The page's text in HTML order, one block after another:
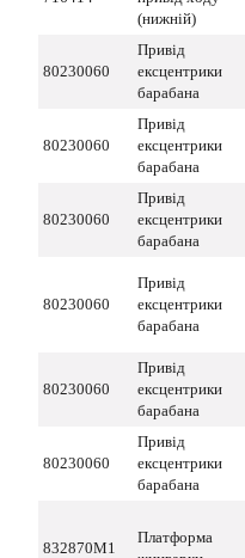
(нижній)
80230060
Привід
ексцентрики
барабана
80230060
Привід
ексцентрики
барабана
80230060
Привід
ексцентрики
барабана
80230060
Привід
ексцентрики
барабана
80230060
Привід
ексцентрики
барабана
80230060
Привід
ексцентрики
барабана
832870M1
Платформа